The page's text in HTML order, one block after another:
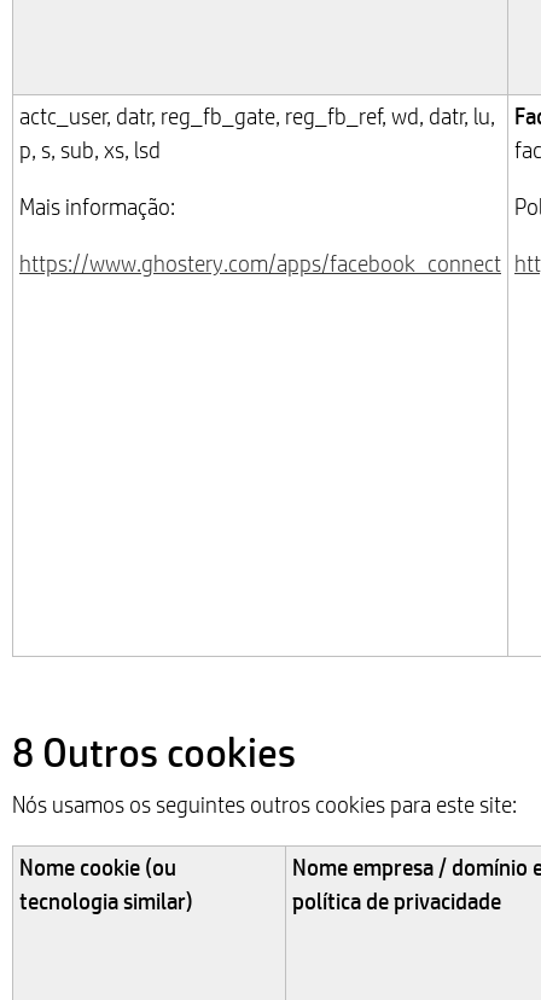
actc_user, datr, reg_fb_gate, reg_fb_ref, wd, datr, lu,
p, s, sub, xs, lsd
Mais informação:
https://www.ghostery.com/apps/facebook_connect
8 Outros cookies
Nós usamos os seguintes outros cookies para este site:
Nome cookie (ou
tecnologia similar)
Nome empresa / domínio
política de privacidade